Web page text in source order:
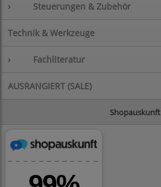
› Steuerungen & Zubehör
Technik & Werkzeuge
› Fachliteratur
AUSRANGIERT (SALE)
Shopauskunft